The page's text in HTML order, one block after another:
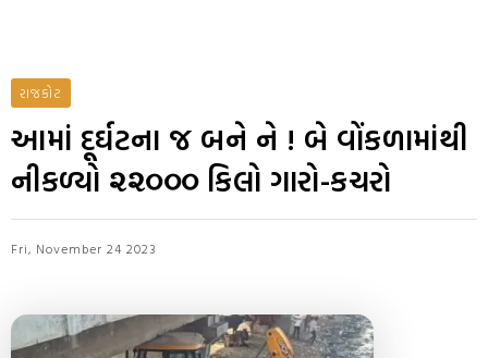
રાજકોટ
આમાં દૂર્ઘટના જ બને ને ! બે વોંકળામાંથી
નીકળ્યો ૨૨૦૦૦ કિલો ગારો-કચરો
Fri, November 24 2023